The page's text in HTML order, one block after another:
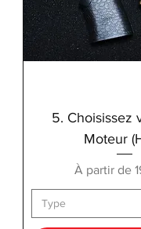
5. Choisissez
Moteur
À partir de
Prix